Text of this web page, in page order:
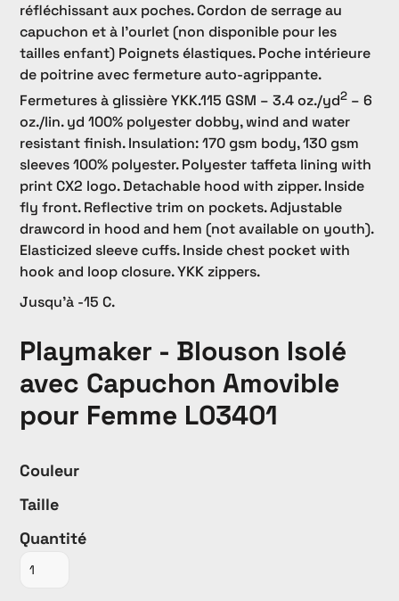
réfléchissant aux poches. Cordon de serrage au
capuchon et à l'ourlet (non disponible pour les
tailles enfant) Poignets élastiques. Poche intérieure
de poitrine avec fermeture auto-agrippante.
Fermetures à glissière YKK.115 GSM – 3.4 oz./yd2– 6
oz./lin. yd 100% polyester dobby, wind and water
resistant finish. Insulation: 170 gsm body, 130 gsm
sleeves 100% polyester. Polyester taffeta lining with
print CX2 logo. Detachable hood with zipper. Inside
fly front. Reflective trim on pockets. Adjustable
drawcord in hood and hem (not available on youth).
Elasticized sleeve cuffs. Inside chest pocket with
hook and loop closure. YKK zippers.
Jusqu'à -15 C.
Playmaker - Blouson Isolé
avec Capuchon Amovible
pour Femme L03401
Couleur
Taille
Quantité